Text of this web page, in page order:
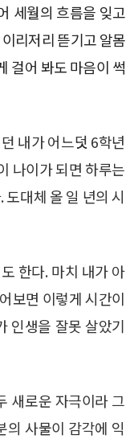
세월의 흐름을 잊고
리저리 뜯기고 알몸
걸어 봐도 마음이 썩
내가 어느덧 6학년
나이가 되면 하루는
대체 올 일 년의 시
한다. 마치 내가 아
보면 이렇게 시간이
인생을 잘못 살았기
새로운 자극이라 그
사물이 감각에 익